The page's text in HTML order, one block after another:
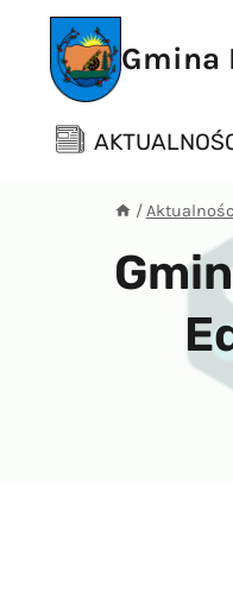
Przejdź
treści
Gmina
/